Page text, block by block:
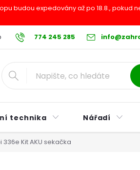
budou expedovány až po 18.8., pokud
774 245 285
údajů Reklamační řád
technika Nářadí
336e Kit AKU sekačka